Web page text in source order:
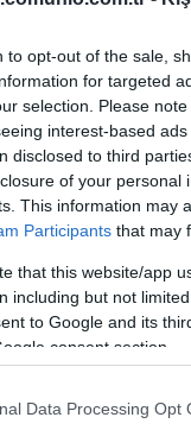
to opt-out of the sale,
for targeted
selection. Please
interest-based
disclosed to third
of your personal
This information may
Participants that may
that this website/app
including but not
to Google and its
consent section.
Data Processing Opt